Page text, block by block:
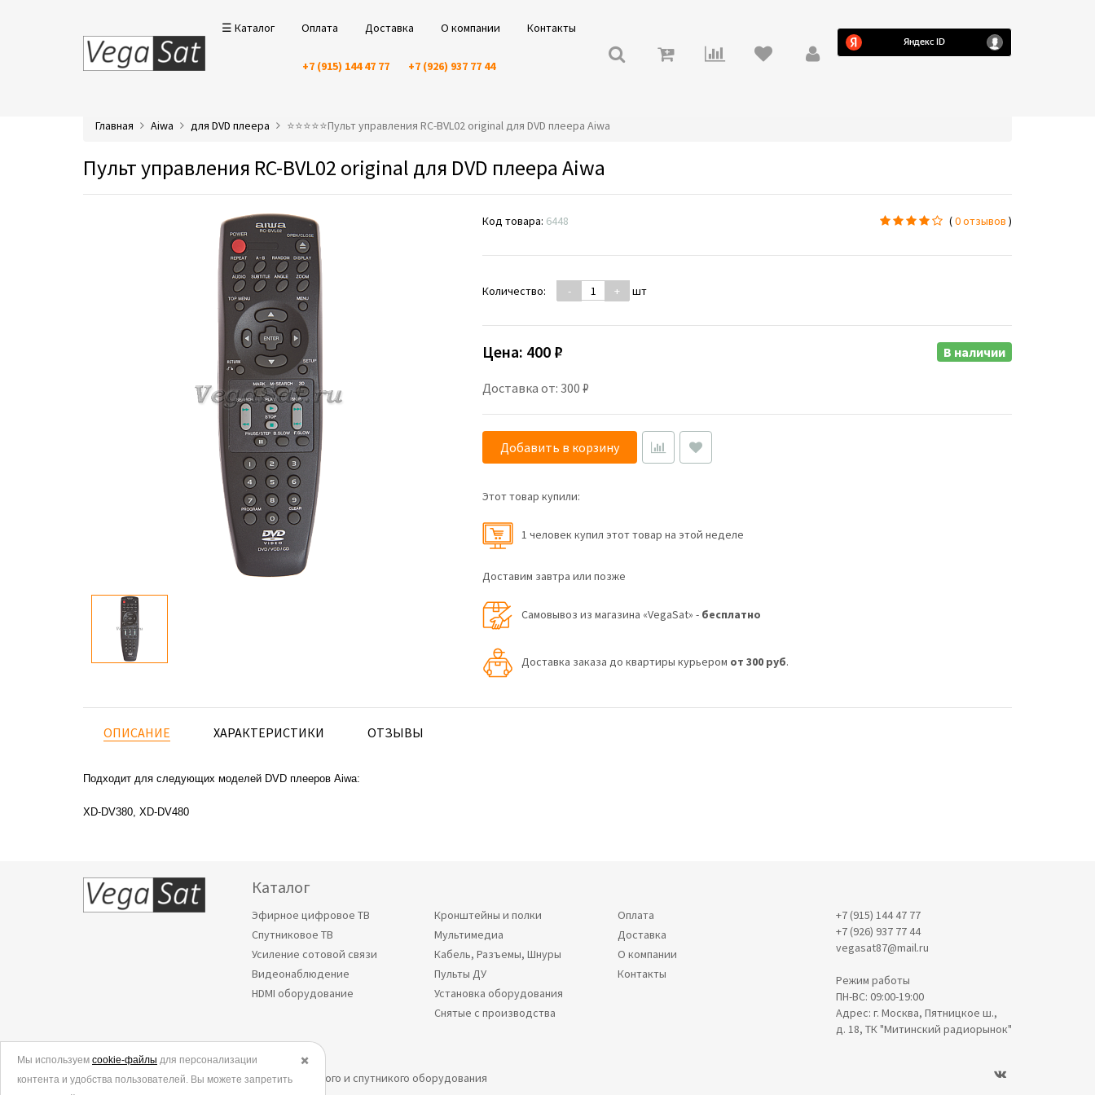
☰ Каталог Оплата Доставка О компании Контакты
+7 (915) 144 47 77 +7 (926) 937 77 44
Главная Aiwa для DVD плеера ⭐️⭐️⭐️⭐️⭐️Пульт управления RC-BVL02 original для DVD плеера Aiwa
Пульт управления RC-BVL02 original для DVD плеера Aiwa
Код товара: 6448 (0 отзывов )
Количество: - + шт
Цена: 400 ₽
Доставка от: 300 ₽
В наличии
Добавить в корзину
Этот товар купили:
1 человек купил этот товар на этой неделе
Доставим завтра или позже
Самовывоз из магазина «VegaSat» - бесплатно
Доставка заказа до квартиры курьером от 300 руб.
ОПИСАНИЕ ХАРАКТЕРИСТИКИ ОТЗЫВЫ
Подходит для следующих моделей DVD плееров Aiwa:
XD-DV380, XD-DV480
Каталог
Эфирное цифровое ТВ
Спутниковое ТВ
Усиление сотовой связи
Видеонаблюдение
HDMI оборудование
Кронштейны и полки
Мультимедиа
Кабель, Разъемы, Шнуры
Пульты ДУ
Установка оборудования
Снятые с производства
Оплата
Доставка
О компании
Контакты
+7 (915) 144 47 77
+7 (926) 937 77 44
vegasat87@mail.ru
Режим работы
ПН-ВС: 09:00-19:00
Адрес: г. Москва, Пятницкое ш.,
д. 18, ТК "Митинский радиорынок"
© 2006-2026.
Все права защищены. Интернет-магазин эфирного и спутникого оборудования
✖️
Мы используем cookie-файлы для персонализации
контента и удобства пользователей. Вы можете запретить